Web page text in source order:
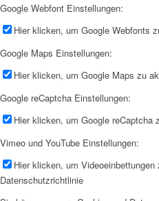
Google Webfont Einstellungen:
Hier klicken, um Google Webfonts
Google Maps Einstellungen:
Hier klicken, um Google Maps zu
Google reCaptcha Einstellungen:
Hier klicken, um Google reCaptcha
Vimeo und YouTube Einstellungen:
Hier klicken, um
Datenschutzrichtlinie